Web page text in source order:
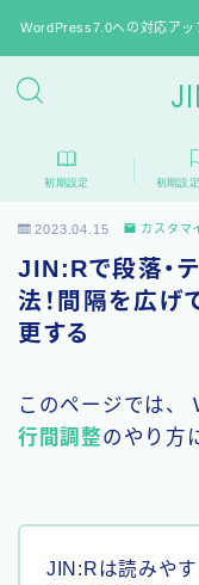
WordPress7.0への対応アッ
JIN:Rの初期設定
子テーマのダウ
相談フォーラム
初期設定 初期設
2023.04.15 カスタマ
JIN:Rで段落・
法！間隔を広げ
更する
このページでは、
行間調整のやり方
JIN:Rは読みや